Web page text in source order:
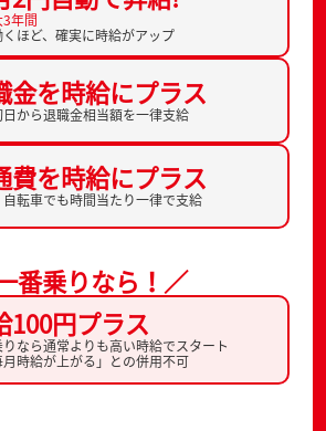
年間
ほど、 確実に時給がアップ
金を時給にプラス
から退職金相当額を一律支給
費を時給にプラス
転車でも時間当たり一律で支給
番乗りなら！／
100円プラス
なら通常よりも高い時給でスタート
時給が上がる」との併用不可